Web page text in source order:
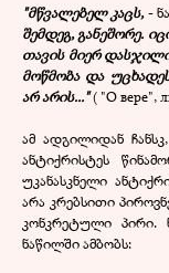
"მწვალებელ კაცს,-
შემდეგ, განეშორე.
თავის მიერ
მოწმობა და
არ არის..."( "О вере",
ამ ადგილიდან
ანტიქრისტეს
უკანასკნელი
არა კრებსითი
კონკრეტული პირი.
ნაწილში ამბობს: